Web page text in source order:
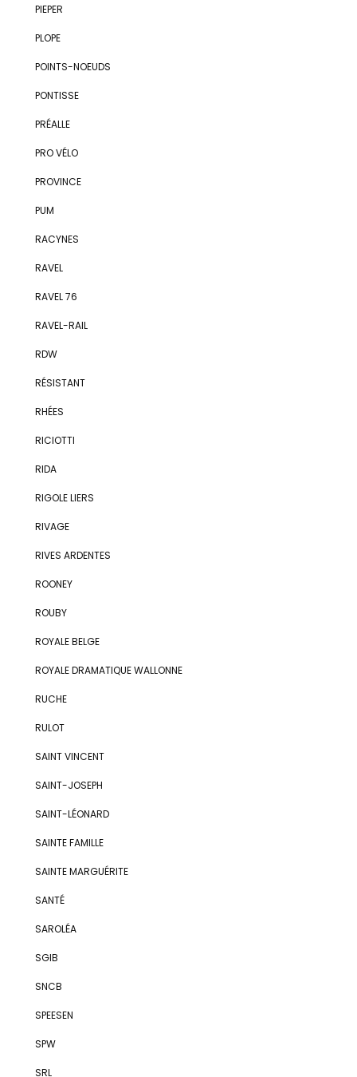
PIEPER
PLOPE
POINTS-NOEUDS
PONTISSE
PRÉALLE
PRO VÉLO
PROVINCE
PUM
RACYNES
RAVEL
RAVEL 76
RAVEL-RAIL
RDW
RÉSISTANT
RHÉES
RICIOTTI
RIDA
RIGOLE LIERS
RIVAGE
RIVES ARDENTES
ROONEY
ROUBY
ROYALE BELGE
ROYALE DRAMATIQUE WALLONNE
RUCHE
RULOT
SAINT VINCENT
SAINT-JOSEPH
SAINT-LÉONARD
SAINTE FAMILLE
SAINTE MARGUÉRITE
SANTÉ
SAROLÉA
SGIB
SNCB
SPEESEN
SPW
SRL